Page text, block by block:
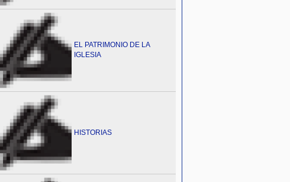
EL PATRIMONIO DE LA
IGLESIA
HISTORIAS